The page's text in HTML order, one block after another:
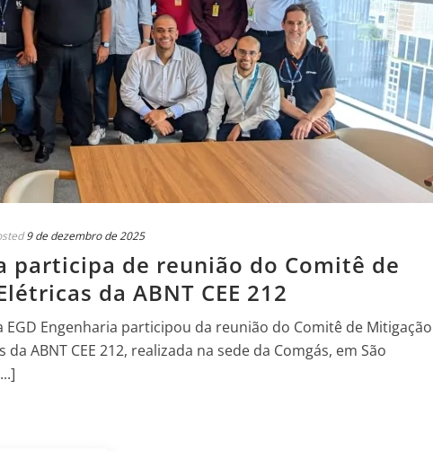
9 de dezembro de 2025
participa de reunião do Comitê de
da ABNT CEE 212
EGD Engenharia participou da reunião do Comitê de Mitigação
ABNT CEE 212, realizada na sede da Comgás, em São